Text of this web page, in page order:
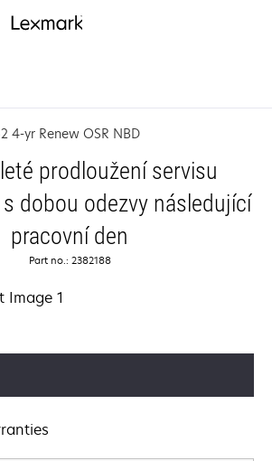
4-yr Renew OSR NBD
prodloužení servisu
s dobou odezvy následující
pracovní den
Part no.: 2382188